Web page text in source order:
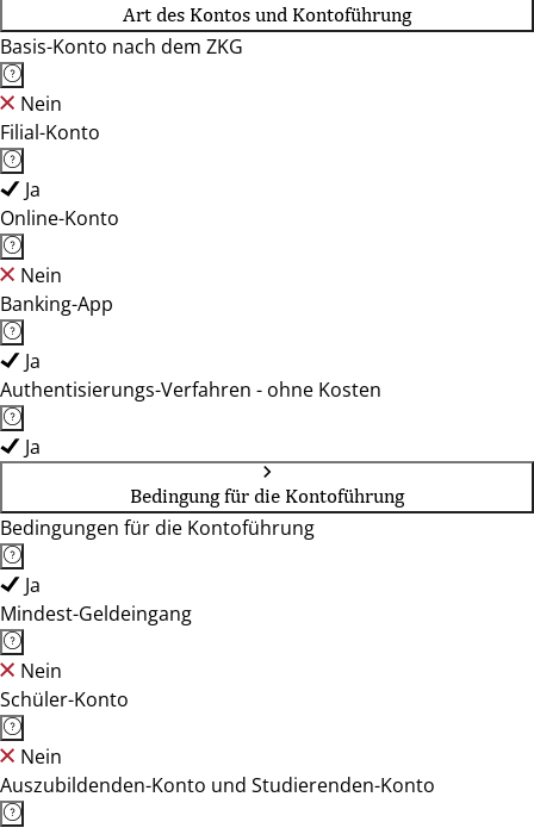
Art des Kontos und Kontoführung
Basis-Konto nach dem ZKG
Nein
Filial-Konto
Ja
Online-Konto
Nein
Banking-App
Ja
Authentisierungs-Verfahren - ohne Kosten
Ja
Bedingung für die Kontoführung
Bedingungen für die Kontoführung
Ja
Mindest-Geldeingang
Nein
Schüler-Konto
Nein
Auszubildenden-Konto und Studierenden-Konto